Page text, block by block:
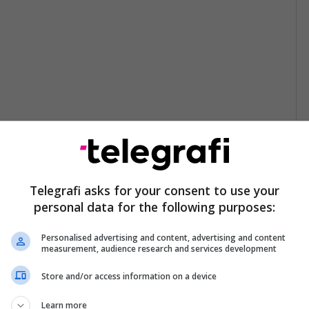
Telegrafi asks for your consent to use your
personal data for the following purposes:
Personalised advertising and content, advertising and content
measurement, audience research and services development
Store and/or access information on a device
Learn more